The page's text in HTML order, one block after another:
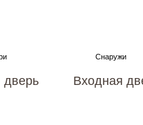
дверь
Входная